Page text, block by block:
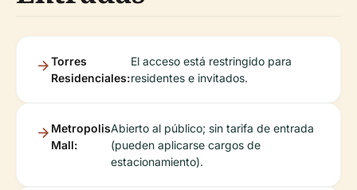
Torres
Residenciales:
El acceso está restringido para
residentes e invitados.
Metropolis
Mall:
Abierto al público; sin tarifa de entrada
(pueden aplicarse cargos de
estacionamiento).